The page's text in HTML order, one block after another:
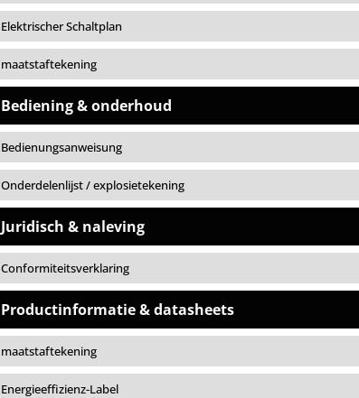
Elektrischer Schaltplan
maatstaftekening
Bediening & onderhoud
Bedienungsanweisung
Onderdelenlijst / explosietekening
Juridisch & naleving
Conformiteitsverklaring
Productinformatie & datasheets
maatstaftekening
Energieeffizienz-Label